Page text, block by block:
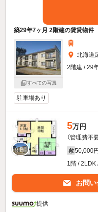
築29年7ヶ月 2階建の賃貸物件
すべての写真
北海道
2階建 / 29
駐車場あり
5万円
（管理費不要
敷 50,000
1階 / 2LDK
お問
提供